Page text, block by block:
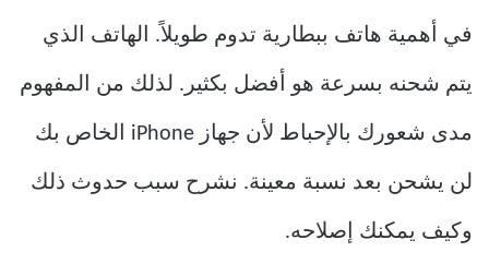
في أهمية هاتف ببطارية تدوم طويلاً. الهاتف الذي
يتم شحنه بسرعة هو أفضل بكثير. لذلك من المفهوم
مدى شعورك بالإحباط لأن جهاز iPhone الخاص بك
لن يشحن بعد نسبة معينة. نشرح سبب حدوث ذلك
وكيف يمكنك إصلاحه.